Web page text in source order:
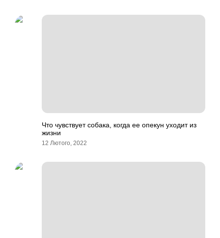
Что чувствует собака, когда ее опекун уходит из
жизни
12 Лютого, 2022